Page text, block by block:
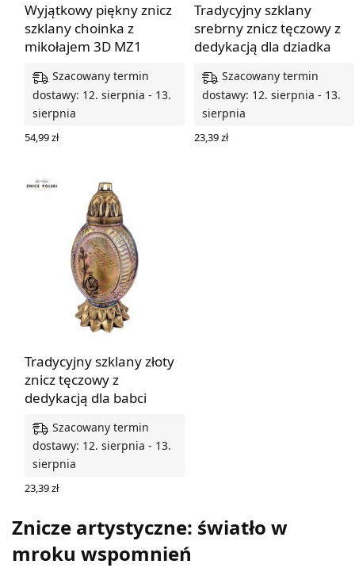
Wyjątkowy piękny znicz
szklany choinka z
mikołajem 3D MZ1
Szacowany termin
dostawy: 12. sierpnia - 13.
sierpnia
54,99zł
Tradycyjny szklany
srebrny znicz tęczowy z
dedykacją dla dziadka
Szacowany termin
dostawy: 12. sierpnia - 13.
sierpnia
23,39zł
Tradycyjny szklany złoty
znicz tęczowy z
dedykacją dla babci
Szacowany termin
dostawy: 12. sierpnia - 13.
sierpnia
23,39zł
Znicze artystyczne: światło w
mroku wspomnień